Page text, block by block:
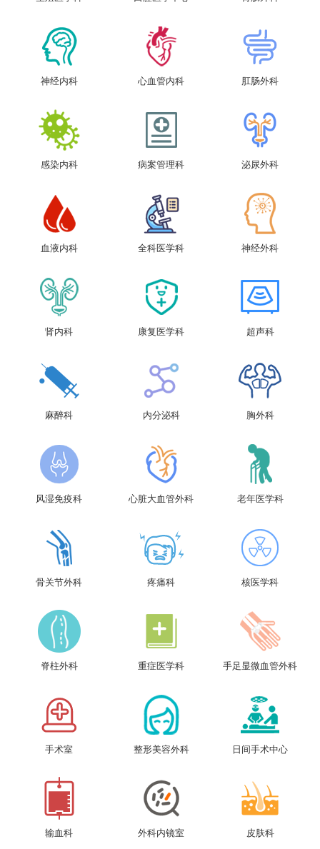
神经内科 心血管内科 肛肠外科
感染内科 病案管理科 泌尿外科
血液内科 全科医学科 神经外科
肾内科 康复医学科 超声科
麻醉科 内分泌科 胸外科
风湿免疫科 心脏大血管外科 老年医学科
骨关节外科 疼痛科 核医学科
脊柱外科 重症医学科 手足显微血管外科
手术室 整形美容外科 日间手术中心
输血科 外科内镜室 皮肤科